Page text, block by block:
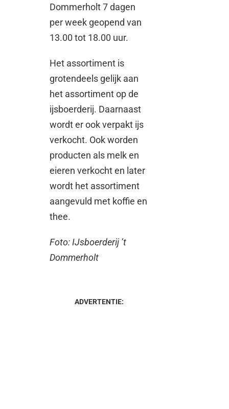
Dommerholt 7 dagen
per week geopend van
13.00 tot 18.00 uur.
Het assortiment is
grotendeels gelijk aan
het assortiment op de
ijsboerderij. Daarnaast
wordt er ook verpakt ijs
verkocht. Ook worden
producten als melk en
eieren verkocht en later
wordt het assortiment
aangevuld met koffie en
thee.
Foto: IJsboerderij ’t
Dommerholt
ADVERTENTIE: